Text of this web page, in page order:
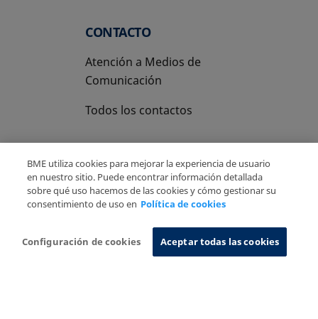
CONTACTO
Atención a Medios de
Comunicación
Todos los contactos
Copyright Ⓒ BME 2026
Aviso Legal
Sistema de Información
BME utiliza cookies para mejorar la experiencia de usuario
en nuestro sitio. Puede encontrar información detallada
sobre qué uso hacemos de las cookies y cómo gestionar su
consentimiento de uso en Política de cookies
Configuración de cookies Aceptar todas las cookies